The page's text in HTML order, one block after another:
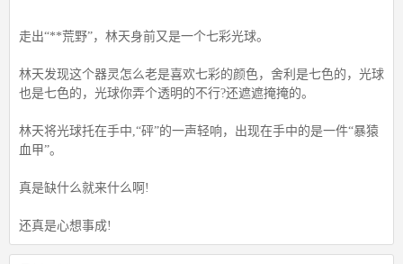
走出“**荒野”，林天身前又是一个七彩光球。
林天发现这个器灵怎么老是喜欢七彩的颜色，舍利是七色的，光球
也是七色的，光球你弄个透明的不行?还遮遮掩掩的。
林天将光球托在手中,“砰”的一声轻响，出现在手中的是一件“暴猿
血甲”。
真是缺什么就来什么啊!
还真是心想事成!